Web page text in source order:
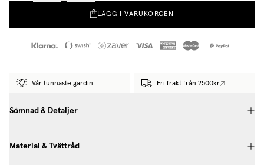
LÄGG I VARUKORGEN
Vår tunnaste gardin Fri frakt från 2500kr
Sömnad & Detaljer
Material & Tvättråd